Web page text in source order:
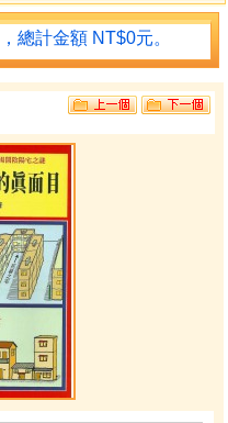
總計金額 NT$0元。